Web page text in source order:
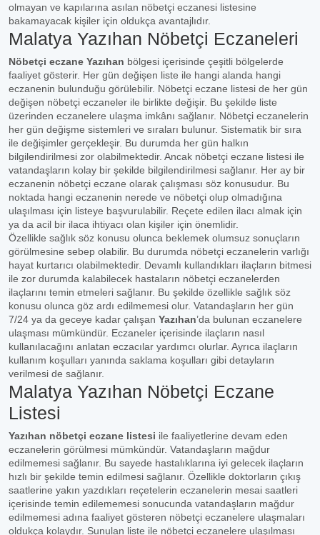
olmayan ve kapılarına asılan nöbetçi eczanesi listesine
bakamayacak kişiler için oldukça avantajlıdır.
Malatya Yazıhan Nöbetçi Eczaneleri
Nöbetçi eczane Yazıhan bölgesi içerisinde çeşitli bölgelerde
faaliyet gösterir. Her gün değişen liste ile hangi alanda hangi
eczanenin bulunduğu görülebilir. Nöbetçi eczane listesi de her gün
değişen nöbetçi eczaneler ile birlikte değişir. Bu şekilde liste
üzerinden eczanelere ulaşma imkânı sağlanır. Nöbetçi eczanelerin
her gün değişme sistemleri ve sıraları bulunur. Sistematik bir sıra
ile değişimler gerçekleşir. Bu durumda her gün halkın
bilgilendirilmesi zor olabilmektedir. Ancak nöbetçi eczane listesi ile
vatandaşların kolay bir şekilde bilgilendirilmesi sağlanır. Her ay bir
eczanenin nöbetçi eczane olarak çalışması söz konusudur. Bu
noktada hangi eczanenin nerede ve nöbetçi olup olmadığına
ulaşılması için listeye başvurulabilir. Reçete edilen ilacı almak için
ya da acil bir ilaca ihtiyacı olan kişiler için önemlidir.
Özellikle sağlık söz konusu olunca beklemek olumsuz sonuçların
görülmesine sebep olabilir. Bu durumda nöbetçi eczanelerin varlığı
hayat kurtarıcı olabilmektedir. Devamlı kullandıkları ilaçların bitmesi
ile zor durumda kalabilecek hastaların nöbetçi eczanelerden
ilaçlarını temin etmeleri sağlanır. Bu şekilde özellikle sağlık söz
konusu olunca göz ardı edilmemesi olur. Vatandaşların her gün
7/24 ya da geceye kadar çalışan Yazıhan’da bulunan eczanelere
ulaşması mümkündür. Eczaneler içerisinde ilaçların nasıl
kullanılacağını anlatan eczacılar yardımcı olurlar. Ayrıca ilaçların
kullanım koşulları yanında saklama koşulları gibi detayların
verilmesi de sağlanır.
Malatya Yazıhan Nöbetçi Eczane
Listesi
Yazıhan nöbetçi eczane listesi ile faaliyetlerine devam eden
eczanelerin görülmesi mümkündür. Vatandaşların mağdur
edilmemesi sağlanır. Bu sayede hastalıklarına iyi gelecek ilaçların
hızlı bir şekilde temin edilmesi sağlanır. Özellikle doktorların çıkış
saatlerine yakın yazdıkları reçetelerin eczanelerin mesai saatleri
içerisinde temin edilememesi sonucunda vatandaşların mağdur
edilmemesi adına faaliyet gösteren nöbetçi eczanelere ulaşmaları
oldukça kolaydır. Sunulan liste ile nöbetçi eczanelere ulaşılması